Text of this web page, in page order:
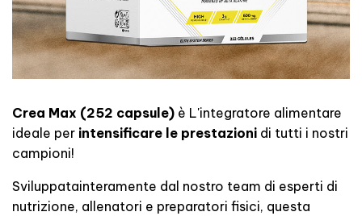
Crea Max (252 capsule) è L'integratore alimentare
ideale per intensificare le prestazioni di tutti i nostri
campioni!
Sviluppatainteramente dal nostro team di esperti di
nutrizione, allenatori e preparatori fisici, questa